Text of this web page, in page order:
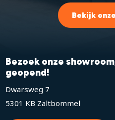
Bekijk
Bezoek onze
geopend!
Dwarsweg 7
5301 KB Zaltbommel